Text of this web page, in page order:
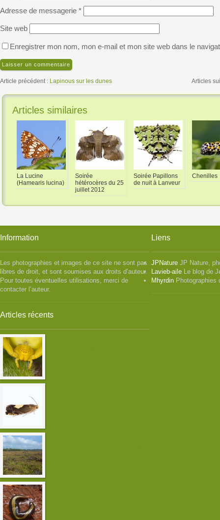
Adresse de messagerie *
Site web
Enregistrer mon nom, mon e-mail et mon site web dans le
Article précédent : Lapinous sur les dunes Articles
Articles similaires
La Lucine
(Hamearis lucina)
Soirée
hétérocères du 25
juillet 2012
Soirée Papillons
de nuit à Lanveur
Chenilles
Information
Les photographies et images de ce site ne sont pas
libres de droit, et sont soumises aux droits d’auteur.
Pour toutes éventuelles utilisations, merci de
contacter l’auteur.
Articles récents
Liens
JPNatureJP Nature,
Lavieb-aileLe blog de
MhyrdinPhotographies